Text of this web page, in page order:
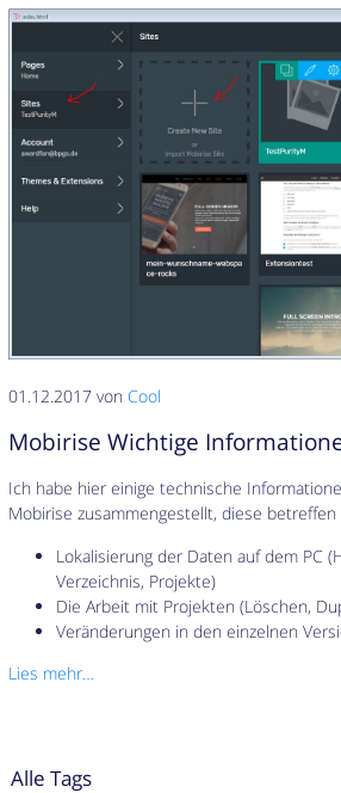
01.12.2017 vonCool
Mobirise Wichtige
Ich habe hier einige technische
Mobirise zusammengestellt, diese betreffen
Lokalisierung der Daten auf dem PC
Verzeichnis, Projekte)
Die Arbeit mit Projekten (Löschen,
Veränderungen in den einzelnen
Lies mehr…
Alle Tags